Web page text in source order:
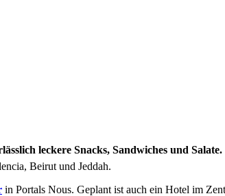
leckere Snacks, Sandwiches und Salate.
Beirut und Jeddah.
in Portals Nous. Geplant ist auch ein Hotel im